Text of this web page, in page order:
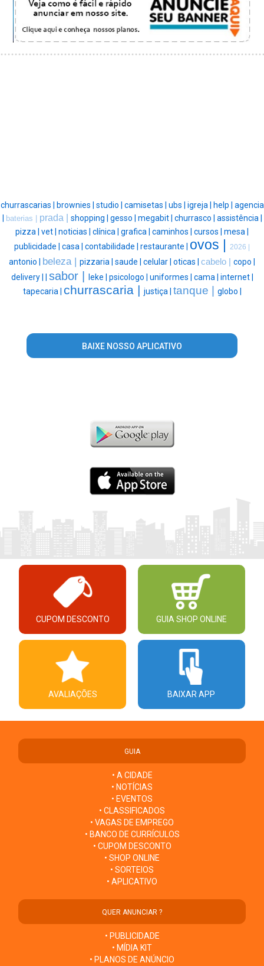
churrascarias | brownies | studio | camisetas | ubs | igreja | help | agencia
| baterias | prada | shopping | gesso | megabit | churrasco | assistência |
pizza | vet | noticias | clínica | grafica | caminhos | cursos | mesa |
publicidade | casa | contabilidade | restaurante | ovos | 2026 |
antonio | beleza | pizzaria | saude | celular | oticas | cabelo | copo |
delivery | | sabor | leke | psicologo | uniformes | cama | internet |
tapecaria | churrascaria | justiça | tanque | globo |
BAIXE NOSSO APLICATIVO
CUPOM DESCONTO GUIA SHOP ONLINE
AVALIAÇÕES BAIXAR APP
GUIA
• A CIDADE
• NOTÍCIAS
• EVENTOS
• CLASSIFICADOS
• VAGAS DE EMPREGO
• BANCO DE CURRÍCULOS
• CUPOM DESCONTO
• SHOP ONLINE
• SORTEIOS
• APLICATIVO
QUER ANUNCIAR ?
• PUBLICIDADE
• MÍDIA KIT
• PLANOS DE ANÚNCIO